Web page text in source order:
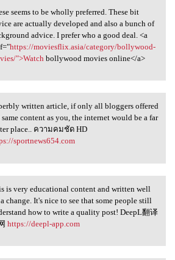
seems to be wholly
seems to be wholly preferred. These bit
are actually developed and also a bunch of
advice. I prefer who a good deal. <a
https://moviesflix.asia/category/bollywood-
">Watch bollywood movies online</a>
written article, if
written article, if only all bloggers offered
same content as you, the internet would be a far
place.. ความคมชัด HD
sportnews654.com
is very educational
is very educational content and written well
change. It's nice to see that some people still
how to write a quality post! DeepL翻译
https://deepl-app.com